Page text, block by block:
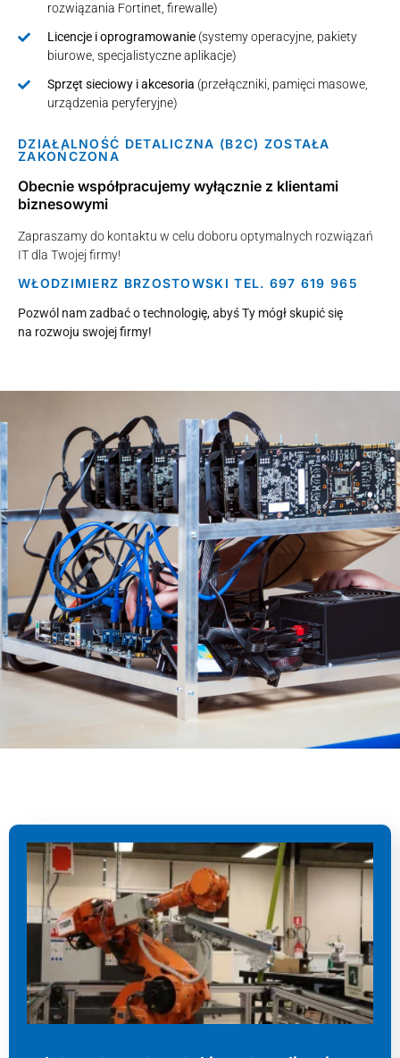
rozwiązania Fortinet, firewalle)
Licencje i oprogramowanie(systemy operacyjne, pakiety
biurowe, specjalistyczne aplikacje)
Sprzęt sieciowy i akcesoria (przełączniki, pamięci masowe,
urządzenia peryferyjne)
DZIAŁALNOŚĆ DETALICZNA (B2C) ZOSTAŁA
ZAKOŃCZONA
Obecnie współpracujemy wyłącznie z klientami
biznesowymi
Zapraszamy do kontaktu w celu doboru optymalnych rozwiązań
IT dla Twojej firmy!
WŁODZIMIERZ BRZOSTOWSKI TEL. 697 619 965
Pozwól nam zadbać o technologię, abyś Ty mógł skupić się
na rozwoju swojej firmy!